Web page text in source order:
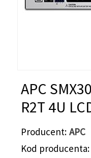
APC
R2T 4U
Producent APC
Kod producenta